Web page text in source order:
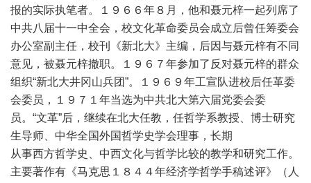
报的实际执笔者。１９６６年８月，他和聂元梓一起列席了
中共八届十一中全会，校文化革命委员会成立后曾任筹委会
办公室副主任，校刊《新北大》主编，后因与聂元梓有不同
意见，被聂元梓撤职。１９６７年参加了反对聂元梓的群众
组织“新北大井冈山兵团”。１９６９年工宣队进校后任革委
会委员，１９７１年当选为中共北大第六届党委会委
员。“文革”后，继续在北大任教，任哲学系教授、博士研究
生导师、中华全国外国哲学史学会理事，长期
从事西方哲学史、中西文化与哲学比较的教学和研究工作。
主要著作有《马克思１８４４年经济学哲学手稿述评》（人